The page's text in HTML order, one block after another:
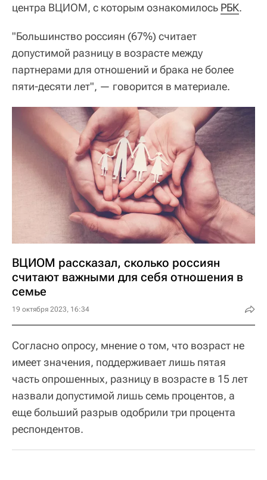
центра ВЦИОМ, с которым ознакомилось РБК.
"Большинство россиян (67%) считает
допустимой разницу в возрасте между
партнерами для отношений и брака не более
пяти-десяти лет", — говорится в материале.
ВЦИОМ рассказал, сколько россиян
считают важными для себя отношения в
семье
19 октября 2023, 16:34
Согласно опросу, мнение о том, что возраст не
имеет значения, поддерживает лишь пятая
часть опрошенных, разницу в возрасте в 15 лет
назвали допустимой лишь семь процентов, а
еще больший разрыв одобрили три процента
респондентов.